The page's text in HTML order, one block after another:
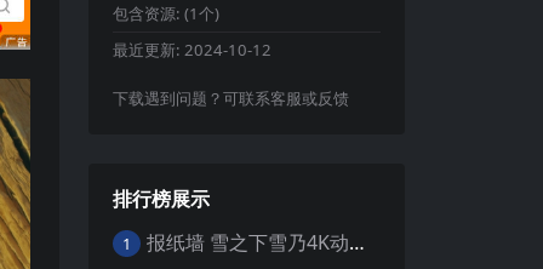
包含资源: (1个)
最近更新: 2024-10-12
下载遇到问题？可联系客服或反馈
排行榜展示
1 报纸墙 雪之下雪乃4K动漫壁纸